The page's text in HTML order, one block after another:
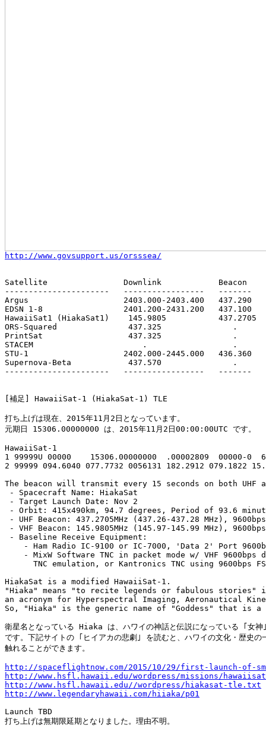
http://www.govsupport.us/orsssea/
Satellite                Downlink            Beacon
----------------------   -----------------   -------
Argus                    2403.000-2403.400   437.290
EDSN 1-8                 2401.200-2431.200   437.100
HawaiiSat1 (HiakaSat1)    145.9805           437.2705
ORS-Squared               437.325               .
PrintSat                  437.325               .
STACEM                       .                  .
STU-1                    2402.000-2445.000   436.360
Supernova-Beta            437.570               .
----------------------   -----------------   -------
[補足] HawaiiSat-1 (HiakaSat-1) TLE
打ち上げは現在、2015年11月2日となっています。
元期日 15306.00000000 は、2015年11月2日00:00:00UTC です。
HawaiiSat-1
1 99999U 00000    15306.00000000  .00002809  00000-0
2 99999 094.6040 077.7732 0056131 182.2912 079.1822
The beacon will transmit every 15 seconds on both UHF
- Spacecraft Name: HiakaSat
- Target Launch Date: Nov 2
- Orbit: 415x490km, 94.7 degrees, Period of 93.6
- UHF Beacon: 437.2705MHz (437.26-437.28 MHz), 9600bps
- VHF Beacon: 145.9805MHz (145.97-145.99 MHz), 9600bps
- Baseline Receive Equipment:
- Ham Radio IC-9100 or IC-7000, 'Data 2' Port
- MixW Software TNC in packet mode w/ VHF 9600bps
TNC emulation, or Kantronics TNC using 9600bps
HiakaSat is a modified HawaiiSat-1.
"Hiaka" means "to recite legends or fabulous
an acronym for Hyperspectral Imaging, Aeronautical
So, "Hiaka" is the generic name of "Goddess" that is a
衛星名となっている Hiaka は、ハワイの神話と伝説になっている ｢女神
です。下記サイトの ｢ヒイアカの悲劇｣ を読むと、ハワイの文化・歴史の
触れることができます。
http://spaceflightnow.com/2015/10/29/first-launch-of-
http://www.hsfl.hawaii.edu/wordpress/missions/
http://www.hsfl.hawaii.edu//wordpress/hiakasat-tle.txt
http://www.legendaryhawaii.com/hiiaka/p01
Launch TBD
打ち上げは無期限延期となりました。理由不明。